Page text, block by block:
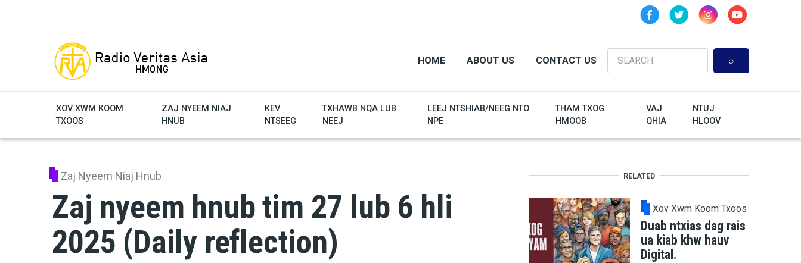
HOME ABOUT US CONTACT US
Search
XOV XWM KOOM
TXOOS
ZAJ NYEEM NIAJ
HNUB
KEV
NTSEEG
TXHAWB NQA LUB
NEEJ
LEEJ NTSHIAB/NEEG NTO
NPE
THAM TXOG
HMOOB
VAJ
QHIA
NTUJ
HLOOV
Zaj Nyeem Niaj Hnub
Zaj nyeem hnub tim 27 lub 6 hli
2025 (Daily reflection)
RELATED
Xov Xwm Koom Txoos
Duab ntxias dag rais
ua kiab khw hauv
Digital.